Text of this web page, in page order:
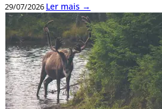
29/07/2026 Ler mais →